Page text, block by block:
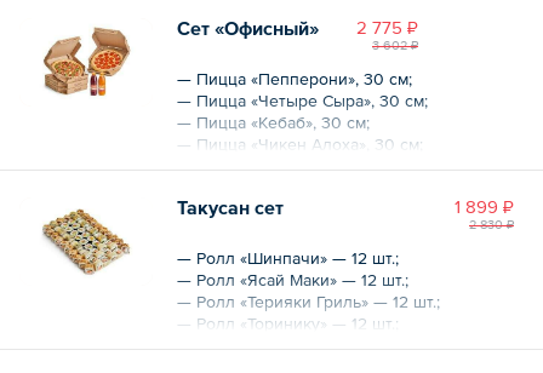
— Ролл «Торинику» — 8 шт.;
— Ролл «Цезарь Маки» — 8 шт.;
— Ролл «Терияки Гриль» — 8 шт.;
— Ролл «Грин» — 8 шт.
Общий вес – 1905 г
2 775 ₽
3 602 ₽
Сет «Офисный»
— Пицца «Пепперони», 30 см;
— Пицца «Четыре Сыра», 30 см;
— Пицца «Кебаб», 30 см;
— Пицца «Чикен Алоха», 30 см;
— Ягодный морс, 1 л;
1 899 ₽
2 830 ₽
Такусан сет
— Ролл «Шинпачи» — 12 шт.;
— Ролл «Ясай Маки» — 12 шт.;
— Ролл «Терияки Гриль» — 12 шт.;
— Ролл «Торинику» — 12 шт.;
— Запеченный ролл со снежным крабом —